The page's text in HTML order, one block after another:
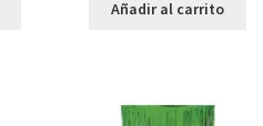
Añadir al carrito